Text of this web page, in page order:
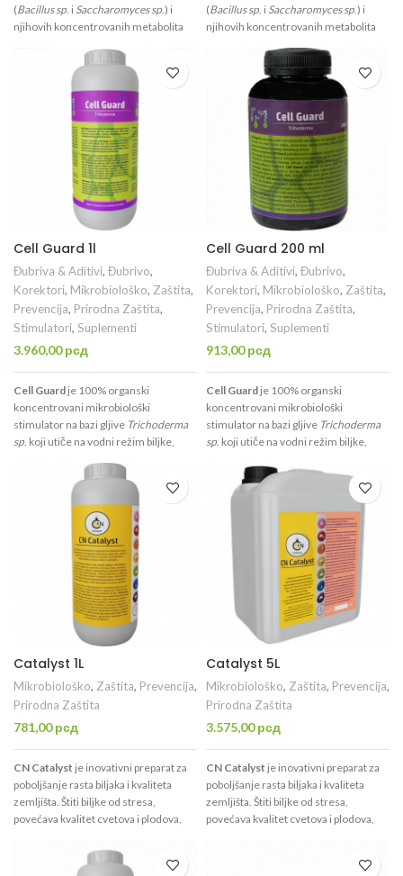
(Bacillus sp. i Saccharomyces sp.) i
njihovih koncentrovanih metabolita
plodu; Povećavaju veličinu korena,
lista, cveta i ploda; Olakšavaju
usvajanje ključnih minerala (NPK);
Vraćaju energiju biljci i daju snagu u
periodima stresa; Služi kao prirodna
zaštita od štetnih mikroorganizama
(npr. plesni)... Jednostavnije rečeno,
omogućava bilo kojoj biljci
optimalniji i zdraviji rast i razvoj. Ovaj
proizvod se nekada prodavao pod
Bakterije.
(Bacillus sp. i Saccharomyces sp.) i
njihovih koncentrovanih metabolita
plodu; Povećavaju veličinu korena,
lista, cveta i ploda; Olakšavaju
usvajanje ključnih minerala (NPK);
Vraćaju energiju biljci i daju snagu u
periodima stresa; Služi kao prirodna
zaštita od štetnih mikroorganizama
(npr. plesni)... Jednostavnije rečeno,
Aroma Brixomogućava bilo kojoj biljci
optimalniji i zdraviji rast i razvoj. Ovaj
proizvod se nekada prodavao pod
Bakterije.
Cell Guard 1l
Đubriva & Aditivi, Đubrivo,
Korektori, Mikrobiološko, Zaštita,
Prevencija, Prirodna Zaštita,
Stimulatori, Suplementi
3.960,00рсд
Cell Guard je 100% organski
koncentrovani mikrobiološki
stimulator na bazi gljive Trichoderma
sp. koji utiče na vodni režim biljke,
fotosintetskog aparata i smanjenje
biotskog i abiotskog stresa. Ovaj
proizvod se nekada prodavao pod
Trihoderma.
Cell Guard 200 ml
Đubriva & Aditivi, Đubrivo,
Korektori, Mikrobiološko, Zaštita,
Prevencija, Prirodna Zaštita,
Stimulatori, Suplementi
913,00рсд
Cell Guard je 100% organski
koncentrovani mikrobiološki
stimulator na bazi gljive Trichoderma
sp. koji utiče na vodni režim biljke,
fotosintetskog aparata i smanjenje
biotskog i abiotskog stresa. Ovaj
proizvod se nekada prodavao pod
Trihoderma.
Catalyst 1L
Mikrobiološko, Zaštita, Prevencija,
Prirodna Zaštita
781,00рсд
CN Catalyst je inovativni preparat za
poboljšanje rasta biljaka i kvaliteta
zemljišta. Štiti biljke od stresa,
povećava kvalitet cvetova i plodova,
Pogodan za folijarnu primenu,
zalivanje, tretiranje semena i
Catalyst 5L
Mikrobiološko, Zaštita, Prevencija,
Prirodna Zaštita
3.575,00рсд
CN Catalyst je inovativni preparat za
poboljšanje rasta biljaka i kvaliteta
zemljišta. Štiti biljke od stresa,
povećava kvalitet cvetova i plodova,